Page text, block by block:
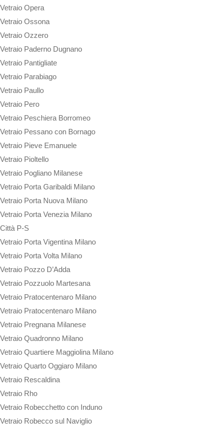
Vetraio Opera
Vetraio Ossona
Vetraio Ozzero
Vetraio Paderno Dugnano
Vetraio Pantigliate
Vetraio Parabiago
Vetraio Paullo
Vetraio Pero
Vetraio Peschiera Borromeo
Vetraio Pessano con Bornago
Vetraio Pieve Emanuele
Vetraio Pioltello
Vetraio Pogliano Milanese
Vetraio Porta Garibaldi Milano
Vetraio Porta Nuova Milano
Vetraio Porta Venezia Milano
Città P-S
Vetraio Porta Vigentina Milano
Vetraio Porta Volta Milano
Vetraio Pozzo D’Adda
Vetraio Pozzuolo Martesana
Vetraio Pratocentenaro Milano
Vetraio Pratocentenaro Milano
Vetraio Pregnana Milanese
Vetraio Quadronno Milano
Vetraio Quartiere Maggiolina Milano
Vetraio Quarto Oggiaro Milano
Vetraio Rescaldina
Vetraio Rho
Vetraio Robecchetto con Induno
Vetraio Robecco sul Naviglio